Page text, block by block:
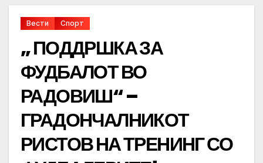
Вести Спорт
„ ПОДДРШКА ЗА
ФУДБАЛОТ ВО
РАДОВИШ“ –
ГРАДОНЧАЛНИКОТ
РИСТОВ НА ТРЕНИНГ СО